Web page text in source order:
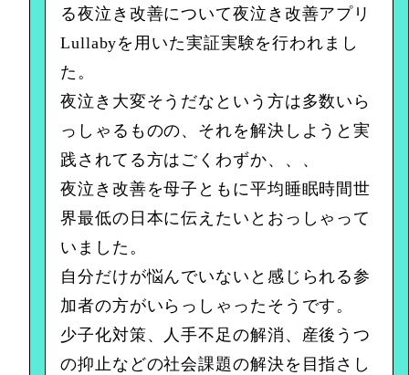
る夜泣き改善について夜泣き改善アプリ
Lullabyを用いた実証実験を行われまし
た。
夜泣き大変そうだなという方は多数いら
っしゃるものの、それを解決しようと実
践されてる方はごくわずか、、、
夜泣き改善を母子ともに平均睡眠時間世
界最低の日本に伝えたいとおっしゃって
いました。
自分だけが悩んでいないと感じられる参
加者の方がいらっしゃったそうです。
少子化対策、人手不足の解消、産後うつ
の抑止などの社会課題の解決を目指さし